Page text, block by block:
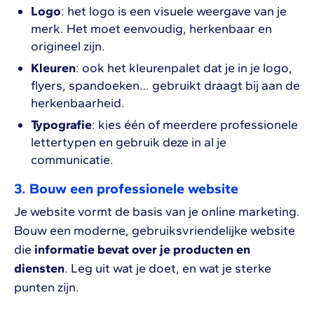
Logo: het logo is een visuele weergave van je
merk. Het moet eenvoudig, herkenbaar en
origineel zijn.
Kleuren: ook het kleurenpalet dat je in je logo,
flyers, spandoeken… gebruikt draagt bij aan de
herkenbaarheid.
Typografie: kies één of meerdere professionele
lettertypen en gebruik deze in al je
communicatie.
3. Bouw een professionele website
Je website vormt de basis van je online marketing.
Bouw een moderne, gebruiksvriendelijke website
die informatie bevat over je producten en
diensten. Leg uit wat je doet, en wat je sterke
punten zijn.